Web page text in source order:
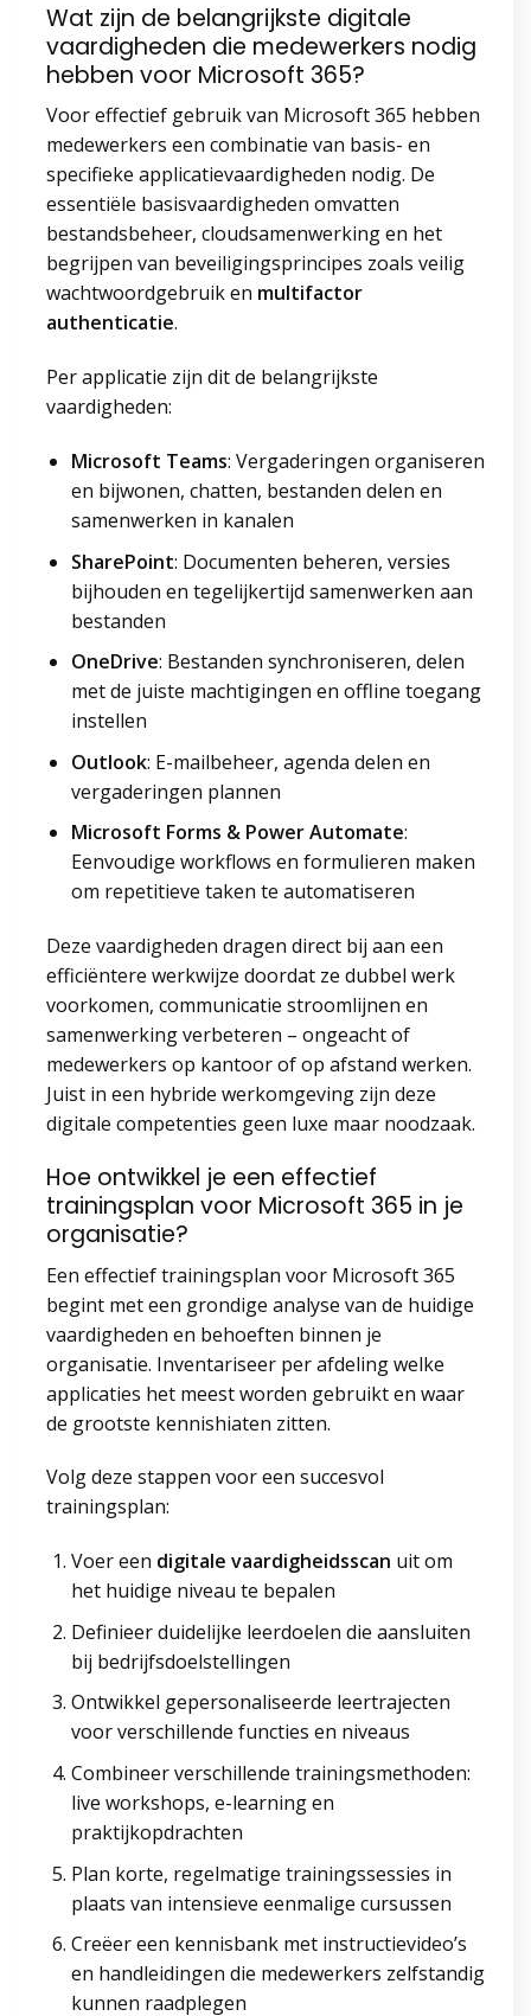
Wat zijn de belangrijkste digitale
vaardigheden die medewerkers nodig
hebben voor Microsoft 365?
Voor effectief gebruik van Microsoft 365 hebben
medewerkers een combinatie van basis- en
specifieke applicatievaardigheden nodig. De
essentiële basisvaardigheden omvatten
bestandsbeheer, cloudsamenwerking en het
begrijpen van beveiligingsprincipes zoals veilig
wachtwoordgebruik en multifactor
authenticatie.
Per applicatie zijn dit de belangrijkste
vaardigheden:
Microsoft Teams: Vergaderingen organiseren
en bijwonen, chatten, bestanden delen en
samenwerken in kanalen
SharePoint: Documenten beheren, versies
bijhouden en tegelijkertijd samenwerken aan
bestanden
OneDrive: Bestanden synchroniseren, delen
met de juiste machtigingen en offline toegang
instellen
Outlook: E-mailbeheer, agenda delen en
vergaderingen plannen
Microsoft Forms & Power Automate:
Eenvoudige workflows en formulieren maken
om repetitieve taken te automatiseren
Deze vaardigheden dragen direct bij aan een
efficiëntere werkwijze doordat ze dubbel werk
voorkomen, communicatie stroomlijnen en
samenwerking verbeteren – ongeacht of
medewerkers op kantoor of op afstand werken.
Juist in een hybride werkomgeving zijn deze
digitale competenties geen luxe maar noodzaak.
Hoe ontwikkel je een effectief
trainingsplan voor Microsoft 365 in je
organisatie?
Een effectief trainingsplan voor Microsoft 365
begint met een grondige analyse van de huidige
vaardigheden en behoeften binnen je
organisatie. Inventariseer per afdeling welke
applicaties het meest worden gebruikt en waar
de grootste kennishiaten zitten.
Volg deze stappen voor een succesvol
trainingsplan:
Voer een digitale vaardigheidsscan uit om
het huidige niveau te bepalen
Definieer duidelijke leerdoelen die aansluiten
bij bedrijfsdoelstellingen
Ontwikkel gepersonaliseerde leertrajecten
voor verschillende functies en niveaus
Combineer verschillende trainingsmethoden:
live workshops, e-learning en
praktijkopdrachten
Plan korte, regelmatige trainingssessies in
plaats van intensieve eenmalige cursussen
Creëer een kennisbank met instructievideo’s
en handleidingen die medewerkers zelfstandig
kunnen raadplegen